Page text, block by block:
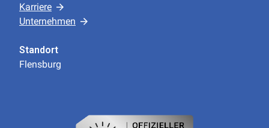
Karriere
Unternehmen
Standort
Flensburg